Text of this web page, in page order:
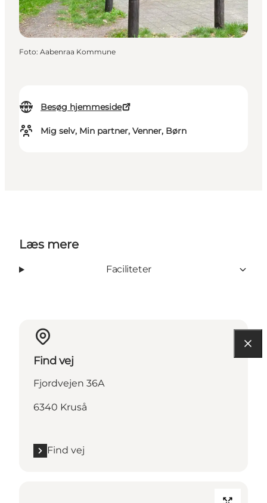
Besøg hjemmeside
Mig selv, Min partner, Venner, Børn
Foto: Aabenraa Kommune
Læs mere
Faciliteter
Find vej
Fjordvejen 36A
6340 Kruså
Find vej